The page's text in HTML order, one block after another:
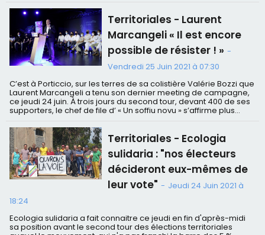
Territoriales - Laurent
Marcangeli « Il est encore
possible de résister ! » -
Vendredi 25 Juin 2021 à 07:30
C’est à Porticcio, sur les terres de sa colistière Valérie Bozzi que
Laurent Marcangeli a tenu son dernier meeting de campagne,
ce jeudi 24 juin. À trois jours du second tour, devant 400 de ses
supporters, le chef de file d’ « Un soffiu novu » s’affirme plus...
Territoriales - Ecologia
sulidaria : "nos électeurs
décideront eux-mêmes de
leur vote" - Jeudi 24 Juin 2021 à
18:24
Ecologia sulidaria a fait connaitre ce jeudi en fin d'après-midi
sa position avant le second tour des élections territoriales